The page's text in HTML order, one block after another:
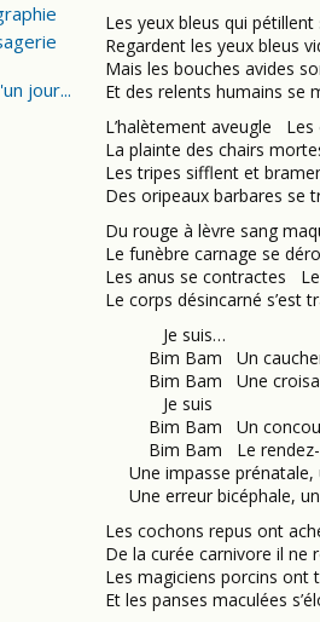
jour...
Les yeux bleus qui
Regardent les yeux bleus
Mais les bouches avides
Et des relents humains se
L’halètement aveugle
La plainte des chairs
Les tripes sifflent et
Des oripeaux barbares se
Du rouge à lèvre sang
Le funèbre carnage se
Les anus se contractes
Le corps désincarné s’est
Je suis…
Bim Bam Un
Bim Bam Une
Je suis
Bim Bam Un
Bim Bam Le rendez-
Une impasse prénatale,
Une erreur bicéphale,
Les cochons repus ont
De la curée carnivore il ne
Les magiciens porcins ont
Et les panses maculées